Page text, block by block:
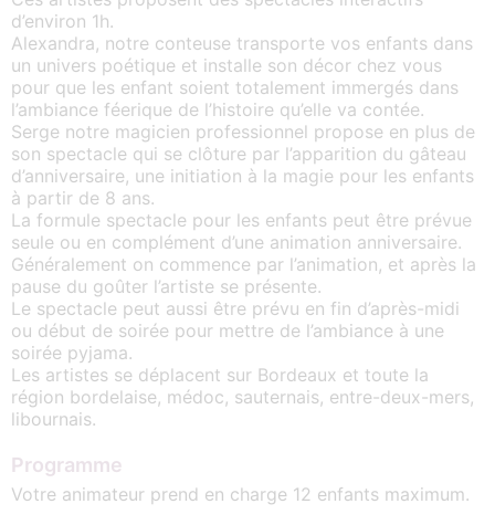
d’environ 1h.
Alexandra, notre conteuse transporte vos enfants dans
un univers poétique et installe son décor chez vous
pour que les enfant soient totalement immergés dans
l’ambiance féerique de l’histoire qu’elle va contée.
Serge notre magicien professionnel propose en plus de
son spectacle qui se clôture par l’apparition du gâteau
d’anniversaire, une initiation à la magie pour les enfants
à partir de 8 ans.
La formule spectacle pour les enfants peut être prévue
seule ou en complément d’une animation anniversaire.
Généralement on commence par l’animation, et après la
pause du goûter l’artiste se présente.
Le spectacle peut aussi être prévu en fin d’après-midi
ou début de soirée pour mettre de l’ambiance à une
soirée pyjama.
Les artistes se déplacent sur Bordeaux et toute la
région bordelaise, médoc, sauternais, entre-deux-mers,
libournais.
Programme
Votre animateur prend en charge 12 enfants maximum.